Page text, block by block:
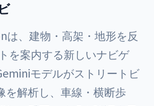
、建物・高架・地形を反
を案内する新しいナビゲ
モデルがストリートビ
を解析し、車線・横断歩